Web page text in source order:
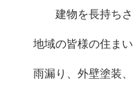
建物を長持ち
地域の皆様の住ま
雨漏り、外壁塗装